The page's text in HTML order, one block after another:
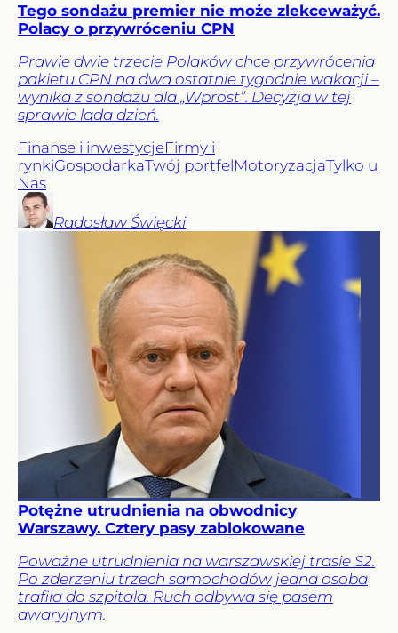
Tego sondażu premier nie może zlekceważyć.
Polacy o przywróceniu CPN
Prawie dwie trzecie Polaków chce przywrócenia
pakietu CPN na dwa ostatnie tygodnie wakacji –
wynika z sondażu dla „Wprost”. Decyzja w tej
sprawie lada dzień.
Finanse i inwestycjeFirmy i
rynkiGospodarkaTwój portfelMotoryzacjaTylko u
Nas
Radosław Święcki
Potężne utrudnienia na obwodnicy
Warszawy. Cztery pasy zablokowane
Poważne utrudnienia na warszawskiej trasie S2.
Po zderzeniu trzech samochodów jedna osoba
trafiła do szpitala. Ruch odbywa się pasem
awaryjnym.